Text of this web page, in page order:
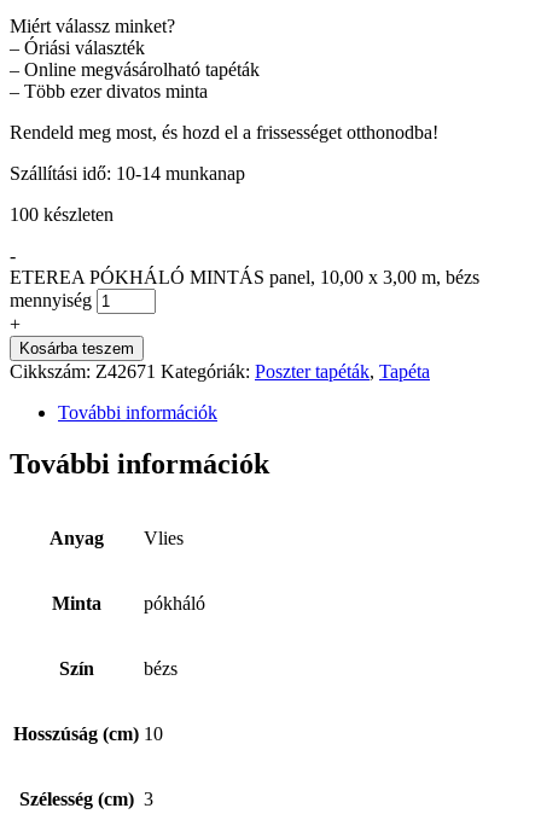
Miért válassz minket?
– Óriási választék
– Online megvásárolható tapéták
– Több ezer divatos minta
Rendeld meg most, és hozd el a frissességet otthonodba!
Szállítási idő: 10-14 munkanap
100 készleten
-
ETEREA PÓKHÁLÓ MINTÁS panel, 10,00 x 3,00 m, bézs
mennyiség
+
Kosárba teszem
Cikkszám: Z42671 Kategóriák: Poszter tapéták, Tapéta
További információk
További információk
Anyag Vlies
Minta pókháló
Szín bézs
Hosszúság (cm) 10
Szélesség (cm) 3